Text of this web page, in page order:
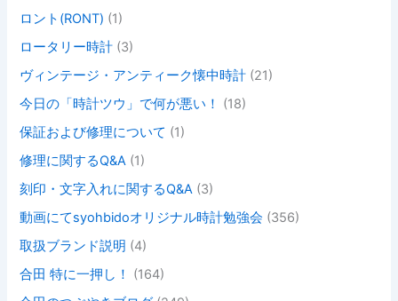
ロント(RONT) (1)
ロータリー時計 (3)
ヴィンテージ・アンティーク懐中時計 (21)
今日の「時計ツウ」で何が悪い！
(18)
保証および修理について (1)
修理に関するQ&A (1)
刻印・文字入れに関するQ&A (3)
動画にてsyohbidoオリジナル時計勉強会 (356)
取扱ブランド説明 (4)
合田 特に一押し！
(164)